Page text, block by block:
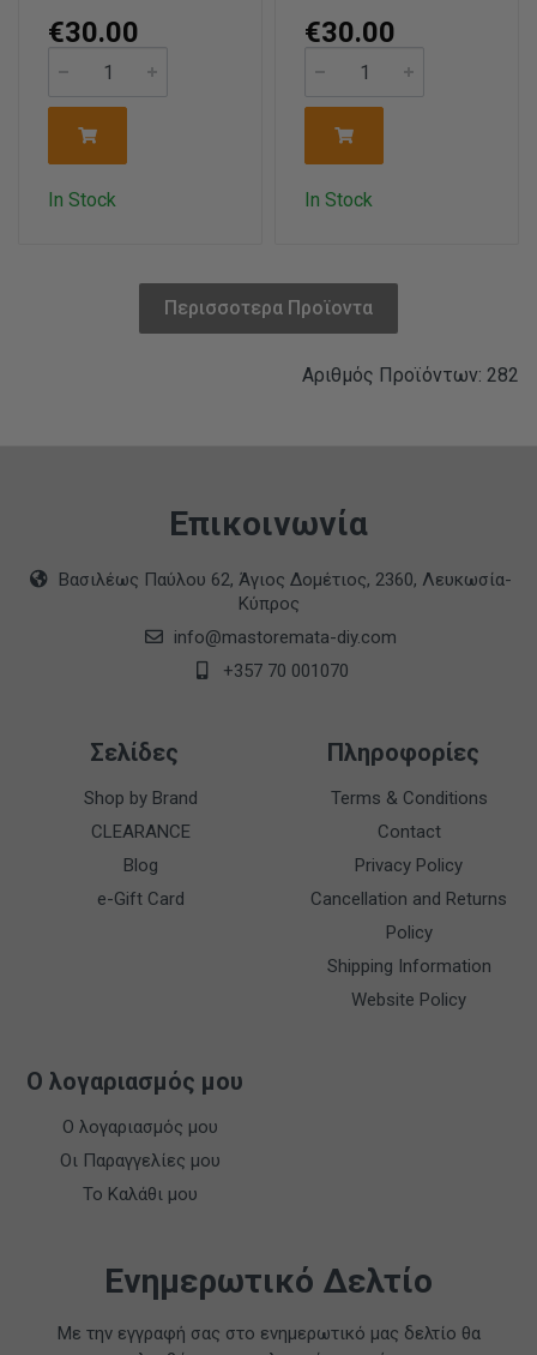
€30.00
In Stock
€30.00
In Stock
Περισσοτερα Προϊοντα
Αριθμός Προϊόντων: 282
Επικοινωνία
Βασιλέως Παύλου 62, Άγιος Δομέτιος, 2360, Λευκωσία-
Κύπρος
info@mastoremata-diy.com
+357 70 001070
Σελίδες
Shop by Brand
CLEARANCE
Blog
e-Gift Card
Πληροφορίες
Terms & Conditions
Contact
Privacy Policy
Cancellation and Returns
Policy
Shipping Information
Website Policy
Ο λογαριασμός μου
Ο λογαριασμός μου
Οι Παραγγελίες μου
Το Καλάθι μου
Ενημερωτικό Δελτίο
Με την εγγραφή σας στο ενημερωτικό μας δελτίο θα